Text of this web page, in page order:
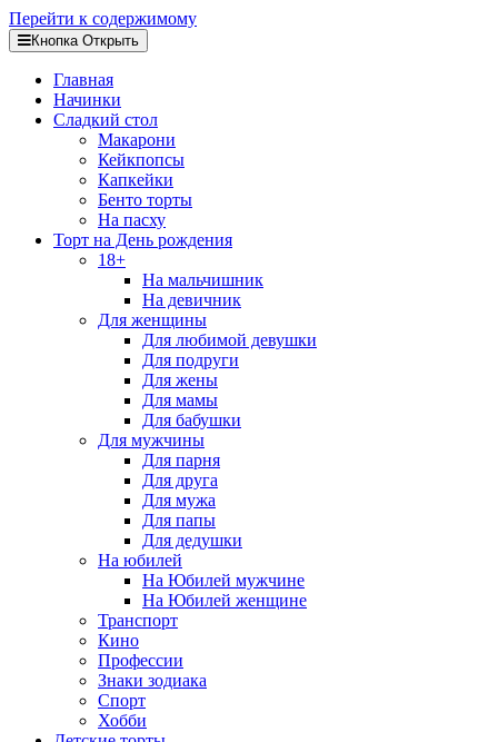
Перейти к содержимому
Кнопка Открыть
Главная
Начинки
Сладкий стол
Макарони
Кейкпопсы
Капкейки
Бенто торты
На пасху
Торт на День рождения
18+
На мальчишник
На девичник
Для женщины
Для любимой девушки
Для подруги
Для жены
Для мамы
Для бабушки
Для мужчины
Для парня
Для друга
Для мужа
Для папы
Для дедушки
На юбилей
На Юбилей мужчине
На Юбилей женщине
Транспорт
Кино
Профессии
Знаки зодиака
Спорт
Хобби